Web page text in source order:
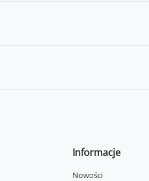
Informacje
Nowości